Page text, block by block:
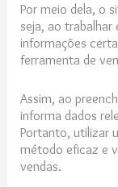
Por meio dela, o
seja, ao
informações
ferramenta de
Assim, ao
informa dados
Portanto, utilizar
método eficaz e
vendas.